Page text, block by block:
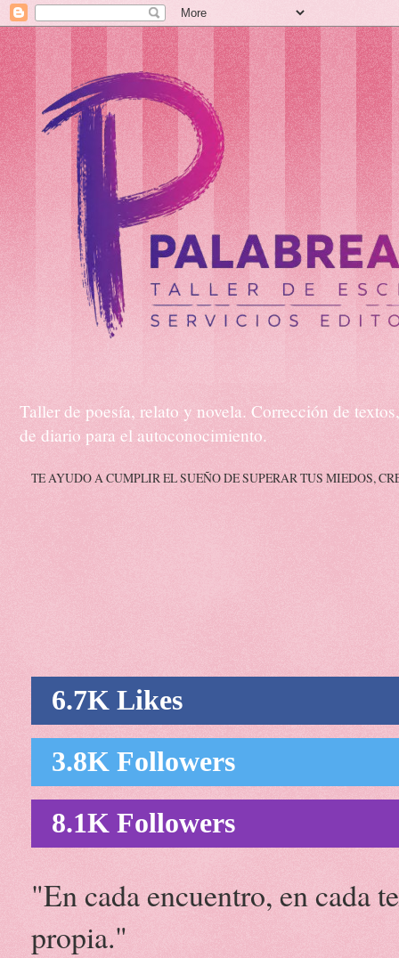
Taller de poesía, relato y novela. Corrección de
de diario para el autoconocimiento.
TE AYUDO A CUMPLIR EL SUEÑO DE SUPERAR TUS MIEDOS,
6.7K Likes
3.8K Followers
8.1K Followers
"En cada encuentro, en cada
propia."